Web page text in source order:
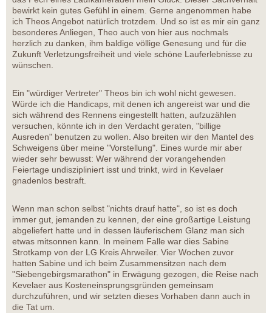
bewirkt kein gutes Gefühl in einem. Gerne angenommen habe
ich Theos Angebot natürlich trotzdem. Und so ist es mir ein ganz
besonderes Anliegen, Theo auch von hier aus nochmals
herzlich zu danken, ihm baldige völlige Genesung und für die
Zukunft Verletzungsfreiheit und viele schöne Lauferlebnisse zu
wünschen.
Ein "würdiger Vertreter" Theos bin ich wohl nicht gewesen.
Würde ich die Handicaps, mit denen ich angereist war und die
sich während des Rennens eingestellt hatten, aufzuzählen
versuchen, könnte ich in den Verdacht geraten, "billige
Ausreden" benutzen zu wollen. Also breiten wir den Mantel des
Schweigens über meine "Vorstellung". Eines wurde mir aber
wieder sehr bewusst: Wer während der vorangehenden
Feiertage undiszipliniert isst und trinkt, wird in Kevelaer
gnadenlos bestraft.
Wenn man schon selbst "nichts drauf hatte", so ist es doch
immer gut, jemanden zu kennen, der eine großartige Leistung
abgeliefert hatte und in dessen läuferischem Glanz man sich
etwas mitsonnen kann. In meinem Falle war dies Sabine
Strotkamp von der LG Kreis Ahrweiler. Vier Wochen zuvor
hatten Sabine und ich beim Zusammensitzen nach dem
"Siebengebirgsmarathon" in Erwägung gezogen, die Reise nach
Kevelaer aus Kosteneinsprungsgründen gemeinsam
durchzuführen, und wir setzten dieses Vorhaben dann auch in
die Tat um.